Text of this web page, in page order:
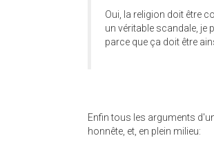
Oui, la religion doit être
un véritable scandale, je
parce que ça doit être
Enfin tous les arguments
honnête, et, en plein milieu: